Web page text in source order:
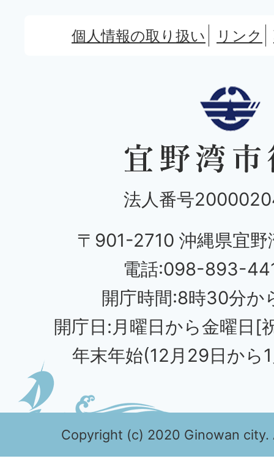
個人情報の取り扱い リンク
法人番号
〒901-2710 沖縄県宜野
電話:098-893-
開庁時間:8時30分か
開庁日:月曜日から金曜日[
年末年始(12月29日から
Copyright (c) 2020 Ginowan city.